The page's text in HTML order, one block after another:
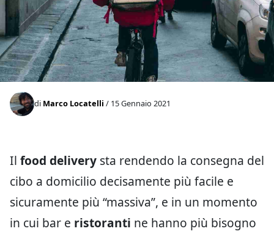
di Marco Locatelli / 15 Gennaio 2021
Il food delivery sta rendendo la consegna del
cibo a domicilio decisamente più facile e
sicuramente più “massiva”, e in un momento
in cui bar e ristoranti ne hanno più bisogno